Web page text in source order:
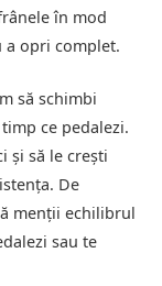
în mod
a opri complet.
să schimbi
ce pedalezi.
și să le crești
De
menții echilibrul
sau te